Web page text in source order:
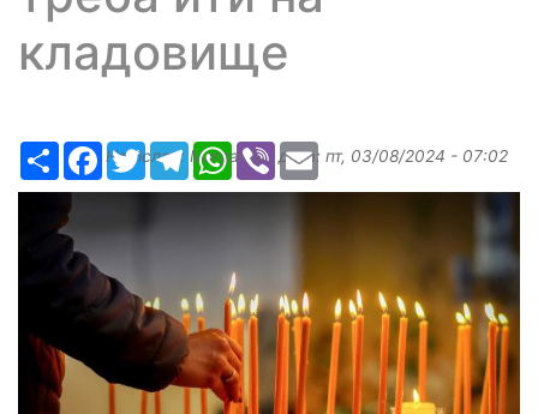
кладовище
РесурсFacebook
TwitterTelegramWhatsApp
ViberEmail
Надіслав: Margarita, дата: пт, 03/08/2024 - 07:02